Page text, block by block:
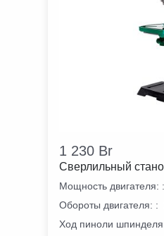
1 230 Br
Сверлильный
Мощность двигателя: :
Обороты двигателя: :
Ход пиноли